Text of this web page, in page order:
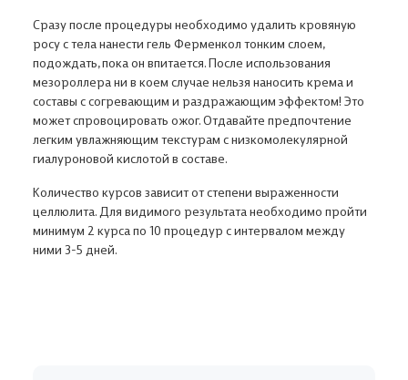
Сразу после процедуры необходимо удалить кровяную
росу с тела нанести гель Ферменкол тонким слоем,
подождать, пока он впитается. После использования
мезороллера ни в коем случае нельзя наносить крема и
составы с согревающим и раздражающим эффектом! Это
может спровоцировать ожог. Отдавайте предпочтение
легким увлажняющим текстурам с низкомолекулярной
гиалуроновой кислотой в составе.
Количество курсов зависит от степени выраженности
целлюлита. Для видимого результата необходимо пройти
минимум 2 курса по 10 процедур с интервалом между
ними 3-5 дней.